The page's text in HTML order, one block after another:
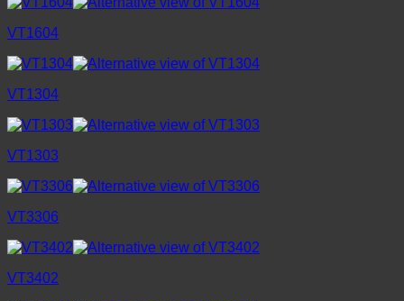
VT1604
VT1304
VT1303
VT3306
VT3402